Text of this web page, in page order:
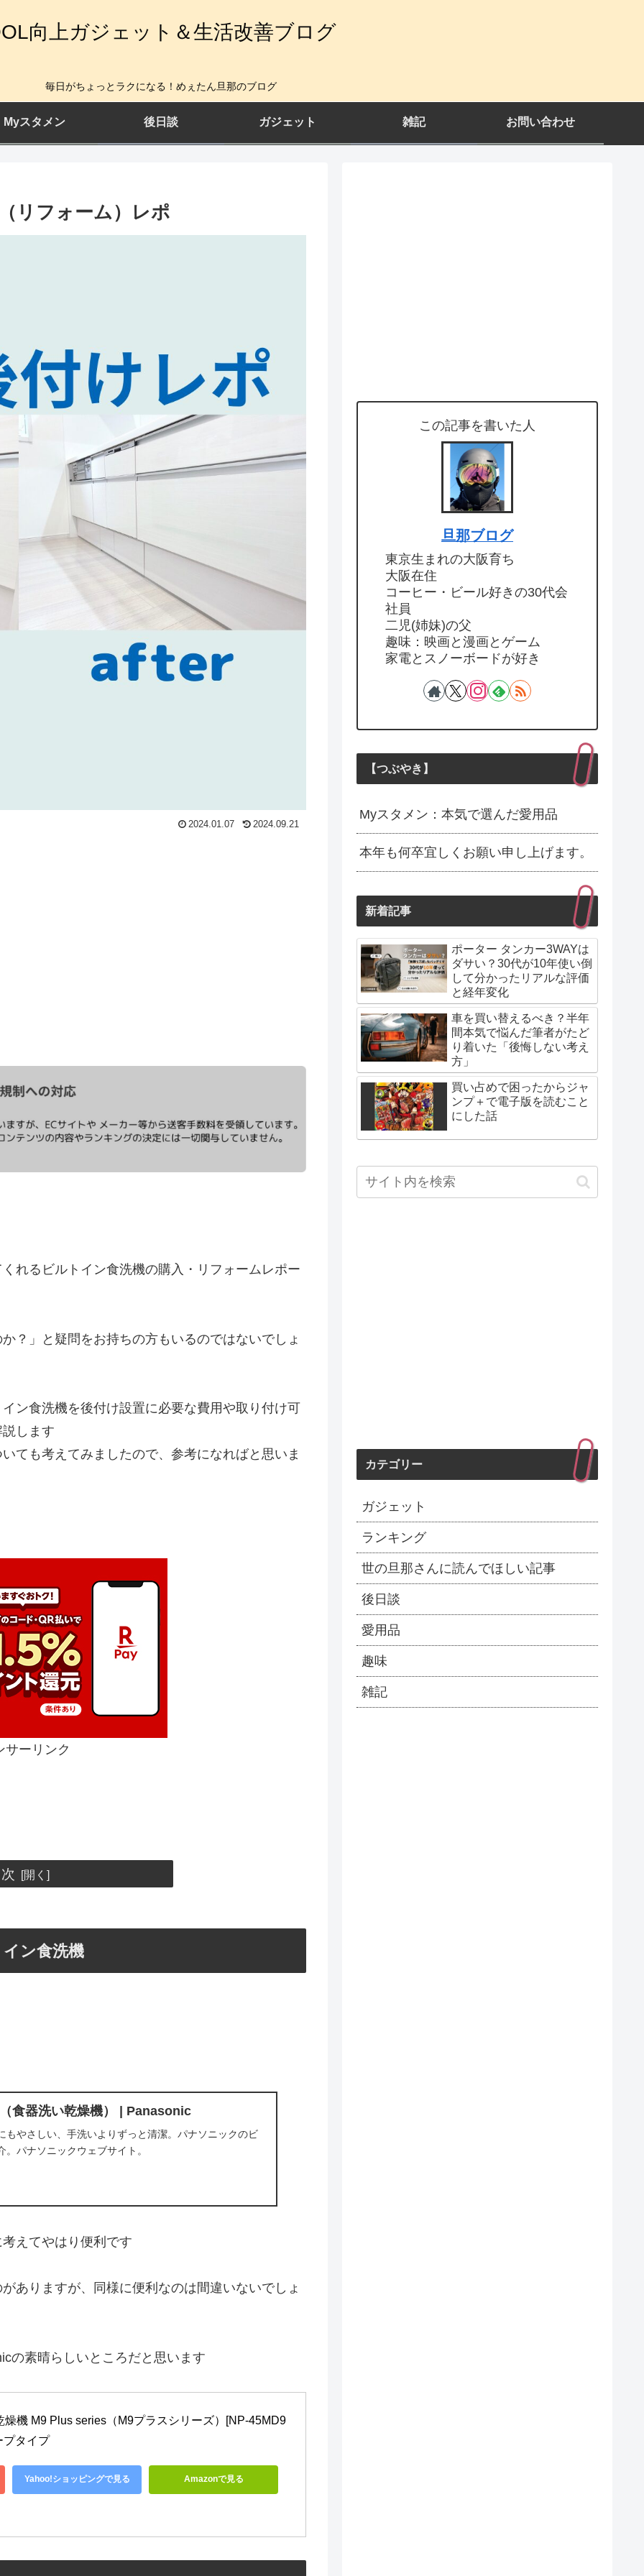
向上ガジェット＆生活改善ブログ
毎日がちょっとラクになる！めぇたん旦那のブログ
Myスタメン 後日談 ガジェット 雑記 お問い合わせ
リフォーム）レポ
2024.01.07 2024.09.21
れるビルトイン食洗機の購入・リフォームレポー
？」と疑問をお持ちの方もいるのではないでしょ
ン食洗機を後付け設置に必要な費用や取り付け可
します
ても考えてみましたので、参考になればと思いま
サーリンク
ン食洗機
食器洗い乾燥機） | Panasonic
もやさしい、手洗いよりずっと清潔。パナソニックのビ
パナソニックウェブサイト。
えてやはり便利です
ありますが、同様に便利なのは間違いないでしょ
の素晴らしいところだと思います
燥機 M9 Plus series（M9プラスシリーズ）[NP-45MD9
プタイプ
Yahoo!ショッピングで見る Amazonで見る
この記事を書いた人
旦那ブログ
東京生まれの大阪育ち
大阪在住
コーヒー・ビール好きの30代会
社員
二児(姉妹)の父
趣味：映画と漫画とゲーム
家電とスノーボードが好き
【つぶやき】
Myスタメン：本気で選んだ愛用品
本年も何卒宜しくお願い申し上げます。
新着記事
ポーター タンカー3WAYは
ダサい？30代が10年使い倒
して分かったリアルな評価
と経年変化
車を買い替えるべき？半年
間本気で悩んだ筆者がたど
り着いた「後悔しない考え
方」
買い占めで困ったからジャ
ンプ＋で電子版を読むこと
にした話
カテゴリー
ガジェット
ランキング
世の旦那さんに読んでほしい記事
後日談
愛用品
趣味
雑記